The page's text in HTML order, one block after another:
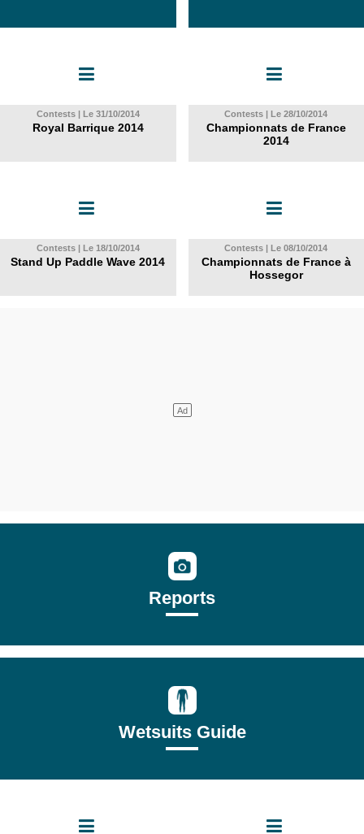
Contests | Le 31/10/2014
Royal Barrique 2014
Contests | Le 28/10/2014
Championnats de France
2014
Contests | Le 18/10/2014
Stand Up Paddle Wave 2014
Contests | Le 08/10/2014
Championnats de France à
Hossegor
Reports
Wetsuits Guide